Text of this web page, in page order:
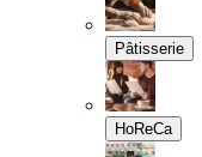
Pâtisserie
HoReCa